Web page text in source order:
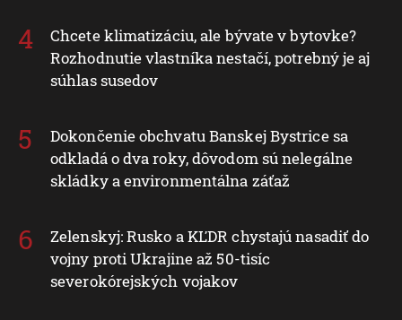
Chcete klimatizáciu, ale bývate v bytovke?
Rozhodnutie vlastníka nestačí, potrebný je aj
súhlas susedov
Dokončenie obchvatu Banskej Bystrice sa
odkladá o dva roky, dôvodom sú nelegálne
skládky a environmentálna záťaž
Zelenskyj: Rusko a KĽDR chystajú nasadiť do
vojny proti Ukrajine až 50-tisíc
severokórejských vojakov